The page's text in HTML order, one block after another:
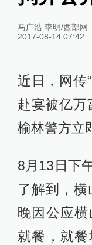
马广浩 李明/西部网
2017-08-14 07:42
近日，网传
赴宴被亿万
榆林警方立
8月13日下
了解到，
晚因公应
就餐，就